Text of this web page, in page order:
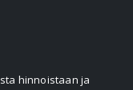
hinnoistaan ja